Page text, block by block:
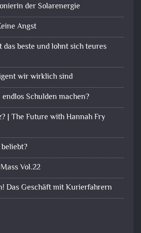
der Solarenergie
Angst
das beste und lohnt sich teures
wir wirklich sind
Schulden machen?
| The Future with Hannah Fry
Vol.22
Das Geschäft mit Kurierfahrern